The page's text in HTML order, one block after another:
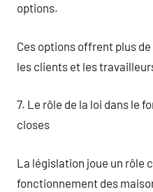
options.
Ces options offrent plus
les clients et les
7. Le rôle de la loi dans le
closes
La législation joue un rôle
fonctionnement des